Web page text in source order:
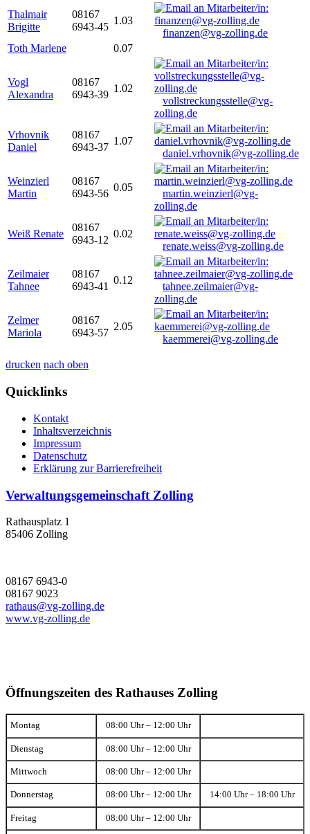
Thalmair
Brigitte
08167
6943-45
1.03
finanzen@vg-zolling.de
Toth Marlene
0.07
Vogl
Alexandra
08167
6943-39
1.02
vollstreckungsstelle@vg-
zolling.de
Vrhovnik
Daniel
08167
6943-37
1.07
daniel.vrhovnik@vg-zolling.de
Weinzierl
Martin
08167
6943-56
0.05
martin.weinzierl@vg-
zolling.de
Weiß Renate
08167
6943-12
0.02
renate.weiss@vg-zolling.de
Zeilmaier
Tahnee
08167
6943-41
0.12
tahnee.zeilmaier@vg-
zolling.de
Zelmer
Mariola
08167
6943-57
2.05
kaemmerei@vg-zolling.de
drucken nach oben
Quicklinks
Kontakt
Inhaltsverzeichnis
Impressum
Datenschutz
Erklärung zur Barrierefreiheit
Verwaltungsgemeinschaft Zolling
Rathausplatz 1
85406 Zolling
08167 6943-0
08167 9023
rathaus@vg-zolling.de
www.vg-zolling.de
Öffnungszeiten des Rathauses Zolling
Montag 08:00 Uhr – 12:00 Uhr
Dienstag 08:00 Uhr – 12:00 Uhr
Mittwoch 08:00 Uhr – 12:00 Uhr
Donnerstag 08:00 Uhr – 12:00 Uhr 14:00 Uhr – 18:00 Uhr
Freitag 08:00 Uhr – 12:00 Uhr